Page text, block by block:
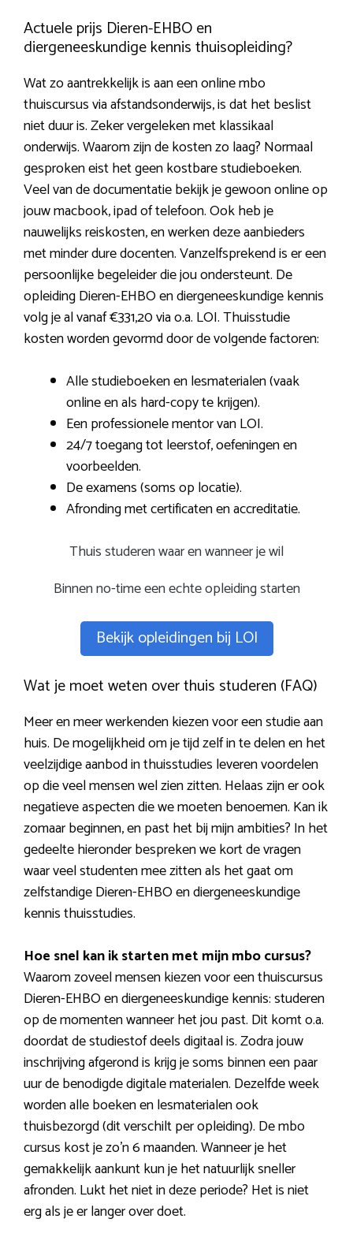
Actuele prijs Dieren-EHBO en
diergeneeskundige kennis thuisopleiding?
Wat zo aantrekkelijk is aan een online mbo
thuiscursus via afstandsonderwijs, is dat het beslist
niet duur is. Zeker vergeleken met klassikaal
onderwijs. Waarom zijn de kosten zo laag? Normaal
gesproken eist het geen kostbare studieboeken.
Veel van de documentatie bekijk je gewoon online op
jouw macbook, ipad of telefoon. Ook heb je
nauwelijks reiskosten, en werken deze aanbieders
met minder dure docenten. Vanzelfsprekend is er een
persoonlijke begeleider die jou ondersteunt. De
opleiding Dieren-EHBO en diergeneeskundige kennis
volg je al vanaf €331,20 via o.a. LOI. Thuisstudie
kosten worden gevormd door de volgende factoren:
Alle studieboeken en lesmaterialen (vaak
online en als hard-copy te krijgen).
Een professionele mentor van LOI.
24/7 toegang tot leerstof, oefeningen en
voorbeelden.
De examens (soms op locatie).
Afronding met certificaten en accreditatie.
Thuis studeren waar en wanneer je wil
Binnen no-time een echte opleiding starten
Bekijk opleidingen bij LOI
Wat je moet weten over thuis studeren (FAQ)
Meer en meer werkenden kiezen voor een studie aan
huis. De mogelijkheid om je tijd zelf in te delen en het
veelzijdige aanbod in thuisstudies leveren voordelen
op die veel mensen wel zien zitten. Helaas zijn er ook
negatieve aspecten die we moeten benoemen. Kan ik
zomaar beginnen, en past het bij mijn ambities? In het
gedeelte hieronder bespreken we kort de vragen
waar veel studenten mee zitten als het gaat om
zelfstandige Dieren-EHBO en diergeneeskundige
kennis thuisstudies.
Hoe snel kan ik starten met mijn mbo cursus?
Waarom zoveel mensen kiezen voor een thuiscursus
Dieren-EHBO en diergeneeskundige kennis: studeren
op de momenten wanneer het jou past. Dit komt o.a.
doordat de studiestof deels digitaal is. Zodra jouw
inschrijving afgerond is krijg je soms binnen een paar
uur de benodigde digitale materialen. Dezelfde week
worden alle boeken en lesmaterialen ook
thuisbezorgd (dit verschilt per opleiding). De mbo
cursus kost je zo’n 6 maanden. Wanneer je het
gemakkelijk aankunt kun je het natuurlijk sneller
afronden. Lukt het niet in deze periode? Het is niet
erg als je er langer over doet.